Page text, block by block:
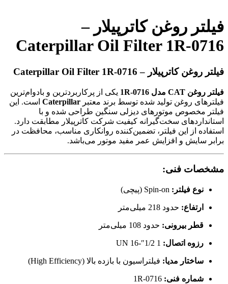
فیلتر روغن کاترپیلار –
Caterpillar Oil Filter 1R-0716
فیلتر روغن کاترپیلار – Caterpillar Oil Filter 1R-0716
فیلتر روغن CAT مدل 1R-0716
یکی از پرکاربردترین و بادوام‌ترین
فیلترهای روغن تولید شده توسط برند معتبر Caterpillar است. این
فیلتر مخصوص موتورهای دیزلی سنگین طراحی شده و با
استانداردهای سخت‌گیرانه‌ کیفیت شرکت کاترپیلار مطابقت دارد.
استفاده از این فیلتر، تضمین‌کننده روانکاری مناسب، محافظت در
برابر سایش و افزایش عمر مفید موتور می‌باشد.
مشخصات فنی:
نوع فیلتر:
ارتفاع: حدود 218 میلی‌متر
قطر بیرونی: حدود 108 میلی‌متر
رزوه اتصال:
ساختار مدیا: فیلتراسیون با بازده بالا (High Efficiency)
شماره فنی: